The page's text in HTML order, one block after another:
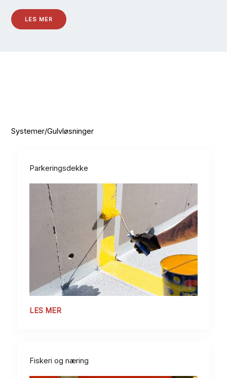
LES MER
Systemer/Gulvløsninger
Parkeringsdekke
LES MER
Fiskeri og næring